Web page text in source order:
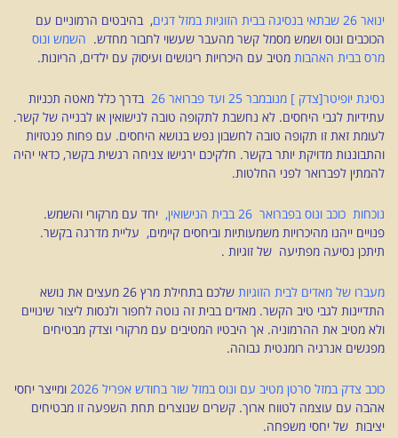
ינואר 26 שבתאי בנסיגה בבית הזוגיות במזל דגים , בהיבטים הרמוניים עם
הכוכבים ונוס ושמש מסמל קשר מהעבר שעשוי לחבור מחדש. השמש ונוס
מרס בבית האהבות מטיב עם היכרויות ריגושים ועיסוק עם ילדים, הריונות.
נסיגת יופיטר[צדק ] מנובמבר 25 ועד פברואר 26
בדרך כלל מאטה תכניות
עתידיות לגבי היחסים. לא נחשבת לתקופה טובה לנישואין או לבנייה של קשר.
לעומת זאת זו תקופה טובה לחשבון נפש בנושא היחסים. עם פחות פנטזיות
והתבוננות מדויקת יותר בקשר. חלקיכם ירגישו צניחה רגשית בקשר, כדאי יהיה
להמתין לפברואר לפני החלטות.
נוכחות כוכב ונוס בפברואר 26 בבית הנישואין,
יחד עם מרקורי והשמש.
פנויים ייהנו מהיכרויות משמעותיות וביחסים קיימים, עליית מדרגה בקשר.
תיתכן נסיעה מפתיעה של זוגיות .
מעברו של מאדים לבית הזוגיות
שלכם בתחילת מרץ 26 מעצים את נושא
התדיינות לגבי טיב הקשר. מאדים בבית זה נוטה לחפור ולנסות ליצור שינויים
ולא מטיב את ההרמוניה. אך היבטיו המטיבים עם מרקורי וצדק מבטיחים
מפגשים אנרגיה רומנטית גבוהה.
כוכב צדק במזל סרטן מטיב עם ונוס במזל שור בחודש אפריל 2026
ומייצר יחסי
אהבה עם עוצמה לטווח ארוך. קשרים שנוצרים תחת השפעה זו מבטיחים
יציבות של יחסי משפחה.